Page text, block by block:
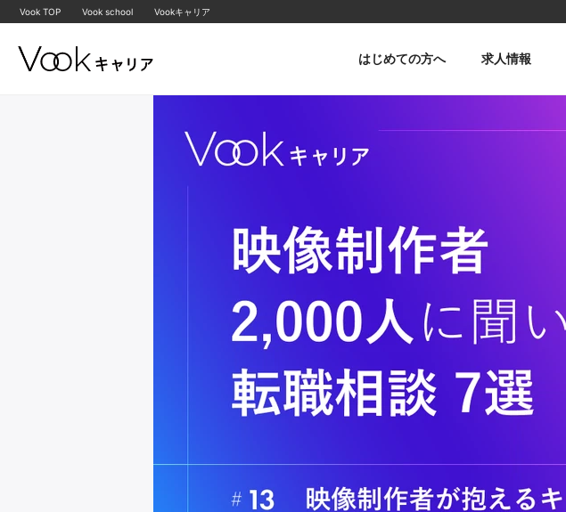
Vook TOP Vook school Vookキャリア
はじめての方へ 求人情報